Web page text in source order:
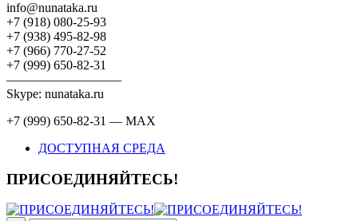
info@nunataka.ru
+7 (918) 080-25-93
+7 (938) 495-82-98
+7 (966) 770-27-52
+7 (999) 650-82-31
—————————
Skype: nunataka.ru
+7 (999) 650-82-31 — MAX
ДОСТУПНАЯ СРЕДА
ПРИСОЕДИНЯЙТЕСЬ!